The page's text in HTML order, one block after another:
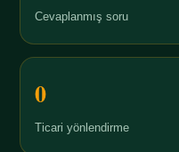
Cevaplanmış soru
0
Ticari yönlendirme